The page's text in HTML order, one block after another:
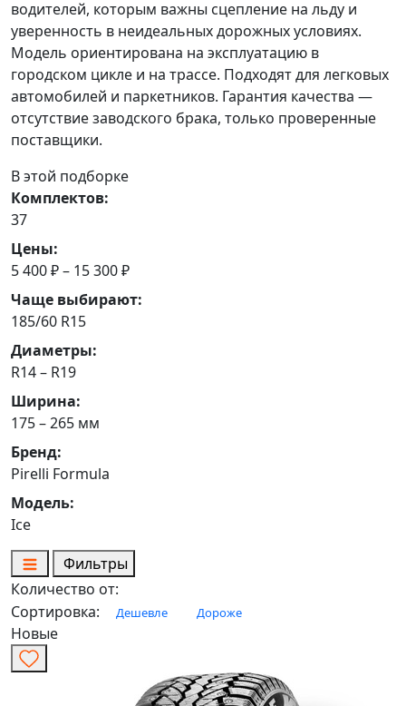
водителей, которым важны сцепление на льду и
уверенность в неидеальных дорожных условиях.
Модель ориентирована на эксплуатацию в
городском цикле и на трассе. Подходят для легковых
автомобилей и паркетников. Гарантия качества —
отсутствие заводского брака, только проверенные
поставщики.
В этой подборке
Комплектов:
37
Цены:
5 400 ₽ – 15 300 ₽
Чаще выбирают:
185/60 R15
Диаметры:
R14 – R19
Ширина:
175 – 265 мм
Бренд:
Pirelli Formula
Модель:
Ice
Фильтры
Количество от:
Сортировка:
Дешевле Дороже
Новые